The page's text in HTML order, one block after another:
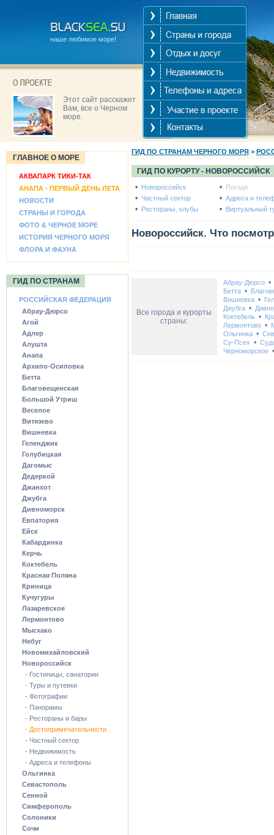
наше любимое море!
Этот сайт расскажет
Вам, все о Черном
море.
ГЛАВНОЕ О МОРЕ
АКВАПАРК ТИКИ-ТАК
АНАПА - ПЕРВЫЙ ДЕНЬ ЛЕТА
НОВОСТИ
СТРАНЫ И ГОРОДА
ФОТО & ЧЕРНОЕ МОРЕ
ИСТОРИЯ ЧЕРНОГО МОРЯ
ФЛОРА И ФАУНА
ГИД ПО СТРАНАМ
РОССИЙСКАЯ ФЕДЕРАЦИЯ
Абрау-Дюрсо
Агой
Адлер
Алушта
Анапа
Архипо-Осиповка
Бетта
Благовещенская
Большой Утриш
Веселое
Витязево
Вишневка
Геленджик
Голубицкая
Дагомыс
Дедеркой
Джанхот
Джубга
Дивноморск
Евпатория
Ейск
Кабардинка
Керчь
Коктебель
Красная Поляна
Криница
Кучугуры
Лазаревское
Лермонтово
Мысхако
Небуг
Новомихайловский
Новороссийск
- Гостиницы, санатории
- Туры и путевки
- Фотографии
- Панорамы
- Рестораны и бары
- Достопримечательности
- Частный сектор
- Недвижимость
- Адреса и телефоны
Ольгинка
Севастополь
Сенной
Симферополь
Солоники
Сочи
ГИД ПО СТРАНАМ ЧЕРНОГО МОРЯ>
ГИД ПО КУРОРТУ - НОВОРОССИЙСК
• Новороссийск • Погода
• Частный сектор • Адреса и
• Рестораны, клубы • Виртуальный
Новороссийск. Что
Все города и курорты
страны:
Абрау-Дюрсо•
Бетта•
Вишневка•
Джубга•
Коктебель•
Лермонтово•
Ольгинка•
Су-Псех •
Черноморское